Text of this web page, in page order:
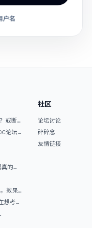
户名
戒断
论坛
的
效果
考软
！
社区
论坛讨论
碎碎念
友情链接